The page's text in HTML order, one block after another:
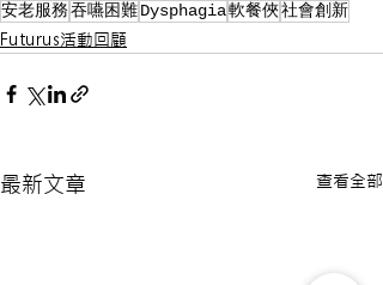
安老服務吞嚥困難Dysphagia軟餐俠社會創新
Futurus活動回顧
最新文章 查看全部